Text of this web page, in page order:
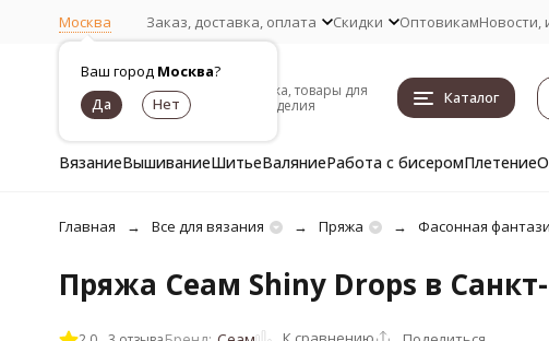
Москва
Ваш город Москва?
Заказ, доставка, оплата Скидки ОптовикамНовости,
Пряжа, товары для
рукоделия
Каталог
ВязаниеВышиваниеШитьеВаляниеРабота с бисеромПлетение
Главная Все для вязания Пряжа Фасонная
Пряжа Сеам Shiny Drops в